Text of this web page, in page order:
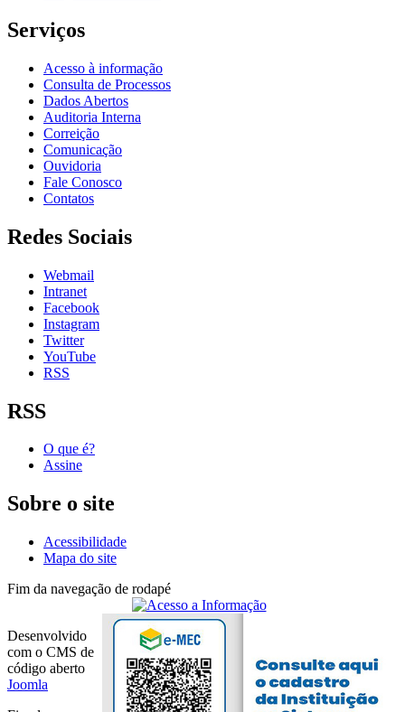
Serviços
Acesso à informação
Consulta de Processos
Dados Abertos
Auditoria Interna
Correição
Comunicação
Ouvidoria
Fale Conosco
Contatos
Redes Sociais
Webmail
Intranet
Facebook
Instagram
Twitter
YouTube
RSS
RSS
O que é?
Assine
Sobre o site
Acessibilidade
Mapa do site
Fim da navegação de rodapé
Desenvolvido
com o CMS de
código aberto
Joomla